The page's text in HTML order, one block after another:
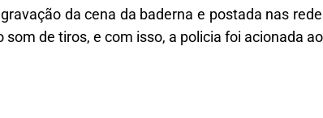
da cena da baderna e postada nas
de tiros, e com isso, a policia foi acionada